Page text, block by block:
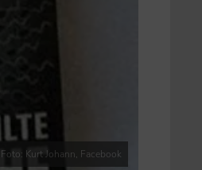
Foto: Kurt Johann, Facebook